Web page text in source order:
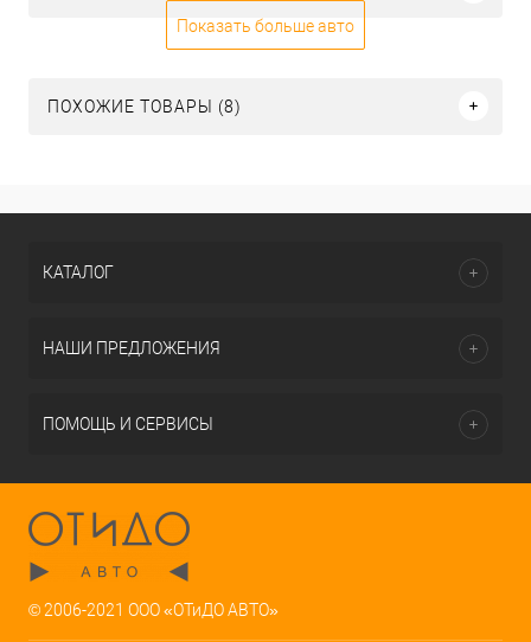
Показать больше авто
ПОХОЖИЕ ТОВАРЫ (8)
КАТАЛОГ
НАШИ ПРЕДЛОЖЕНИЯ
ПОМОЩЬ И СЕРВИСЫ
© 2006-2021 ООО «ОТиДО АВТО»